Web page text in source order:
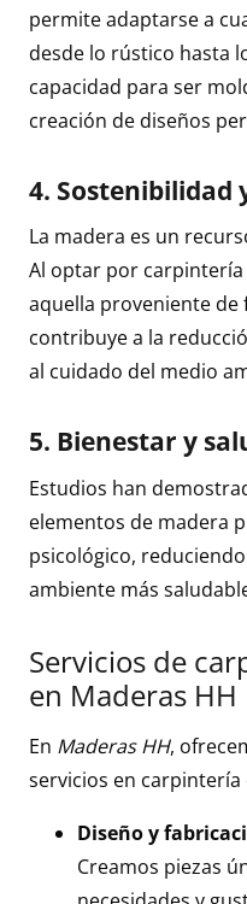
permite adaptarse a
desde lo rústico hasta
capacidad para ser
creación de diseños
4. Sostenibilidad
La madera es un
Al optar por
aquella proveniente de
contribuye a la
al cuidado del medio
5. Bienestar y
Estudios han
elementos de madera
psicológico,
ambiente más
Servicios de
en Maderas HH
En Maderas HH,
servicios en carpintería
Diseño y
Creamos piezas